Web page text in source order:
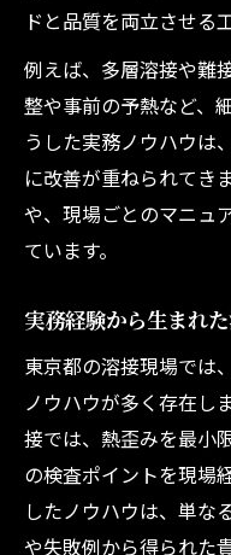
ドと品質を両立させる
例えば、多層溶接や難
整や事前の予熱など、
うした実務ノウハウは
に改善が重ねられてき
や、現場ごとのマニュ
ています。
実務経験から生まれ
東京都の溶接現場では
ノウハウが多く存在し
接では、熱歪みを最小
の検査ポイントを現場
したノウハウは、単な
や失敗例から得られた